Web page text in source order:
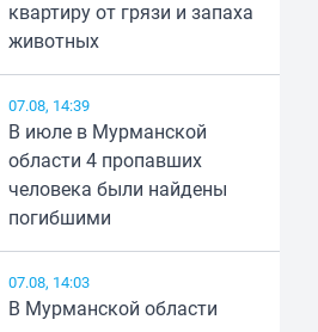
квартиру от грязи и запаха
животных
07.08, 14:39
В июле в Мурманской
области 4 пропавших
человека были найдены
погибшими
07.08, 14:03
В Мурманской области